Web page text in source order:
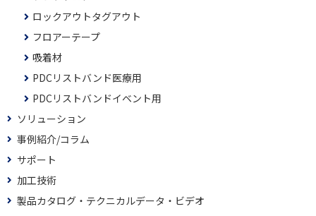
ロックアウトタグアウト
フロアーテープ
吸着材
PDCリストバンド医療用
PDCリストバンドイベント用
ソリューション
事例紹介/コラム
サポート
加工技術
製品カタログ・テクニカルデータ・ビデオ